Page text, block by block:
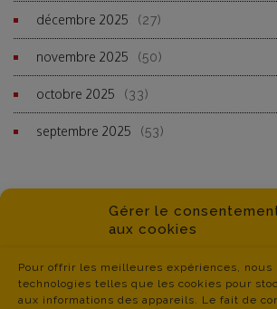
Gérer le
aux cookies
Pour offrir les meilleures expériences, nous
technologies telles que les cookies pour
aux informations des appareils. Le fait de
décembre 2025 (27)
novembre 2025 (50)
octobre 2025 (33)
septembre 2025 (53)